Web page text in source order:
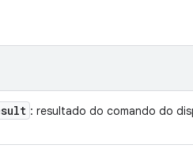
: resultado do comando do